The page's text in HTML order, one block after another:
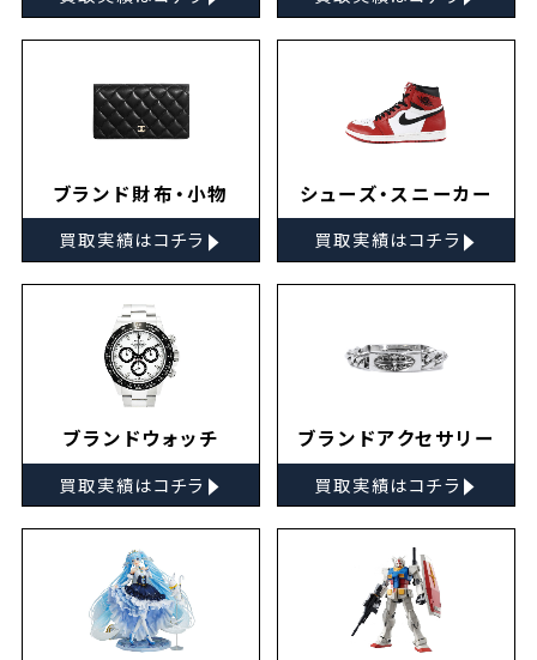
ブランド財布・小物
買取実績はコチラ ▸
シューズ・スニーカー
買取実績はコチラ ▸
ブランドウォッチ
買取実績はコチラ ▸
ブランドアクセサリー
買取実績はコチラ ▸